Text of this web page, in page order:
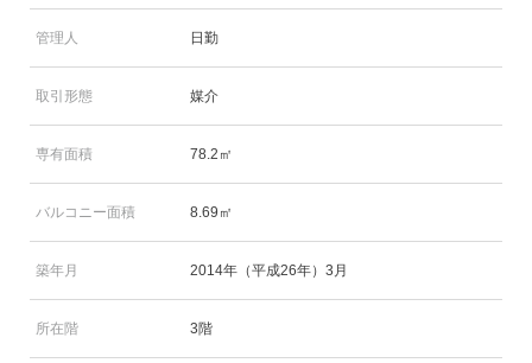
管理人 日勤
取引形態 媒介
専有面積 78.2㎡
バルコニー面積 8.69㎡
築年月 2014年（平成26年）3月
所在階 3階